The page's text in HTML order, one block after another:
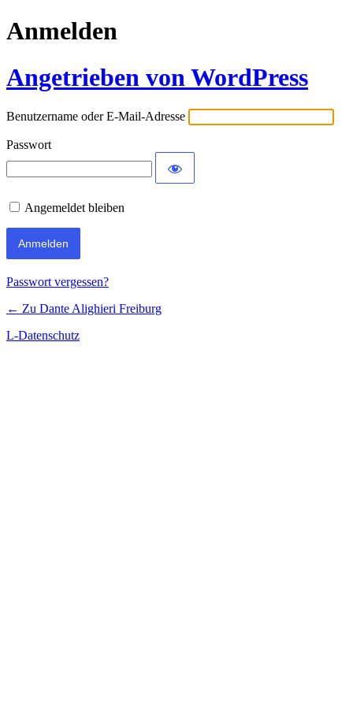
Anmelden
Angetrieben von WordPress
Benutzername oder E-Mail-Adresse
Passwort
Angemeldet bleiben
Passwort vergessen?
← Zu Dante Alighieri Freiburg
L-Datenschutz